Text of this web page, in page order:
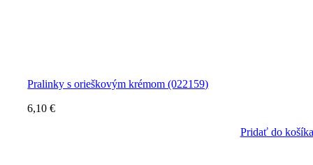
Pralinky s orieškovým krémom (022159)
6,10€
Pridať do košíka